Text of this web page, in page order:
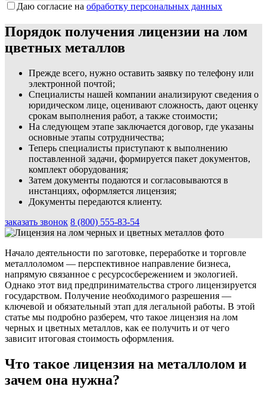
Даю согласие на обработку персональных данных
Порядок получения лицензии на лом
цветных металлов
Прежде всего, нужно оставить заявку по телефону или
электронной почтой;
Специалисты нашей компании анализируют сведения о
юридическом лице, оценивают сложность, дают оценку
срокам выполнения работ, а также стоимости;
На следующем этапе заключается договор, где указаны
основные этапы сотрудничества;
Теперь специалисты приступают к выполнению
поставленной задачи, формируется пакет документов,
комплект оборудования;
Затем документы подаются и согласовываются в
инстанциях, оформляется лицензия;
Документы передаются клиенту.
заказать звонок 8 (800) 555-83-54
Начало деятельности по заготовке, переработке и торговле
металлоломом — перспективное направление бизнеса,
напрямую связанное с ресурсосбережением и экологией.
Однако этот вид предпринимательства строго лицензируется
государством. Получение необходимого разрешения —
ключевой и обязательный этап для легальной работы. В этой
статье мы подробно разберем, что такое лицензия на лом
черных и цветных металлов, как ее получить и от чего
зависит итоговая стоимость оформления.
Что такое лицензия на металлолом и
зачем она нужна?